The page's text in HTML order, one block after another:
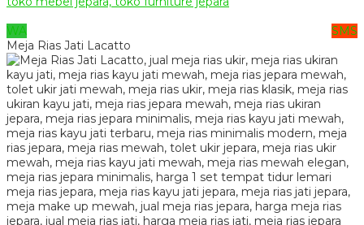
WA
SMS
Meja Rias Jati Lacatto